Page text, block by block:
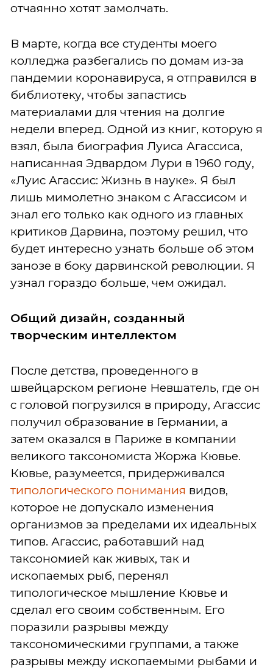
отчаянно хотят замолчать.
В марте, когда все студенты моего
колледжа разбегались по домам из-за
пандемии коронавируса, я отправился в
библиотеку, чтобы запастись
материалами для чтения на долгие
недели вперед. Одной из книг, которую я
взял, была биография Луиса Агассиса,
написанная Эдвардом Лури в 1960 году,
«Луис Агассис: Жизнь в науке». Я был
лишь мимолетно знаком с Агассисом и
знал его только как одного из главных
критиков Дарвина, поэтому решил, что
будет интересно узнать больше об этом
занозе в боку дарвинской революции. Я
узнал гораздо больше, чем ожидал.
Общий дизайн, созданный
творческим интеллектом
После детства, проведенного в
швейцарском регионе Невшатель, где он
с головой погрузился в природу, Агассис
получил образование в Германии, а
затем оказался в Париже в компании
великого таксономиста Жоржа Кювье.
Кювье, разумеется, придерживался
типологического понимания видов,
которое не допускало изменения
организмов за пределами их идеальных
типов. Агассис, работавший над
таксономией как живых, так и
ископаемых рыб, перенял
типологическое мышление Кювье и
сделал его своим собственным. Его
поразили разрывы между
таксономическими группами, а также
разрывы между ископаемыми рыбами и